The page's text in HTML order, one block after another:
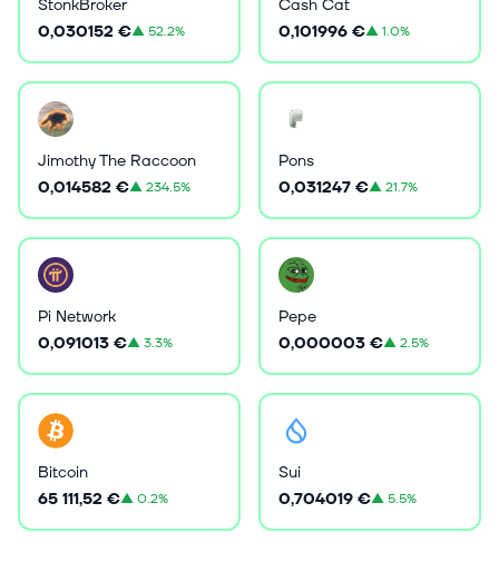
StonkBroker
0,030152 €▲52.2%
Cash Cat
0,101996 €▲1.0%
Jimothy The Raccoon
0,014582 €▲234.5%
Pons
0,031247 €▲21.7%
Pi Network
0,091013 €▲3.3%
Pepe
0,000003 €▲2.5%
Bitcoin
65 111,52 €▲0.2%
Sui
0,704019 €▲5.5%